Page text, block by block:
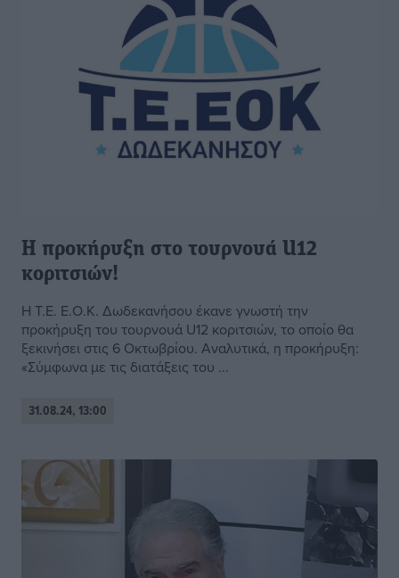
Η προκήρυξη στο τουρνουά U12
κοριτσιών!
Η Τ.Ε. Ε.Ο.Κ. Δωδεκανήσου έκανε γνωστή την
προκήρυξη του τουρνουά U12 κοριτσιών, το οποίο θα
ξεκινήσει στις 6 Οκτωβρίου. Αναλυτικά, η προκήρυξη:
«Σύμφωνα με τις διατάξεις του ...
31.08.24, 13:00